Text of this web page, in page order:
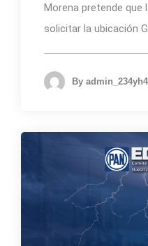
Morena pretende que
solicitar la ubicación
By